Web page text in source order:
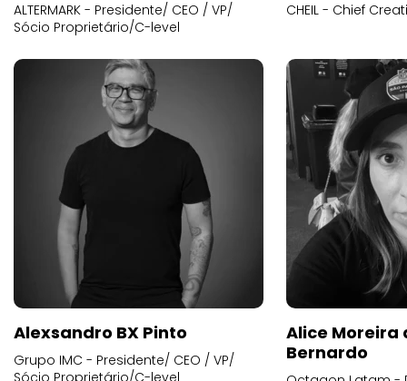
ALTERMARK - Presidente/ CEO / VP/
Sócio Proprietário/C-level
CHEIL - Chief
Alexsandro BX Pinto
Grupo IMC - Presidente/ CEO / VP/
Sócio Proprietário/C-level
Alice
Bernardo